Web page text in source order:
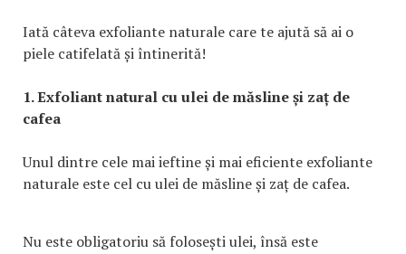
Iată câteva exfoliante naturale care te ajută să ai o
piele catifelată și întinerită!
1. Exfoliant natural cu ulei de măsline și zaț de
cafea
Unul dintre cele mai ieftine și mai eficiente exfoliante
naturale este cel cu ulei de măsline și zaț de cafea.
Nu este obligatoriu să folosești ulei, însă este